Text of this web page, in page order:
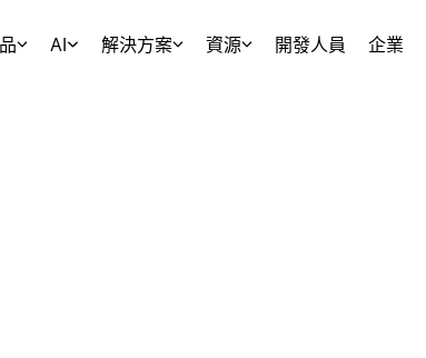
AI 解決方案 資源 開發人員 企業